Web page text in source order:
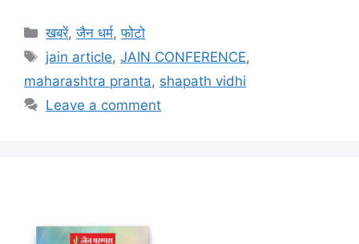
Categories
खबरें,जैन धर्म,फोटो
Tags
jain article,JAIN CONFERENCE,
maharashtra pranta, shapath vidhi
Leave a comment